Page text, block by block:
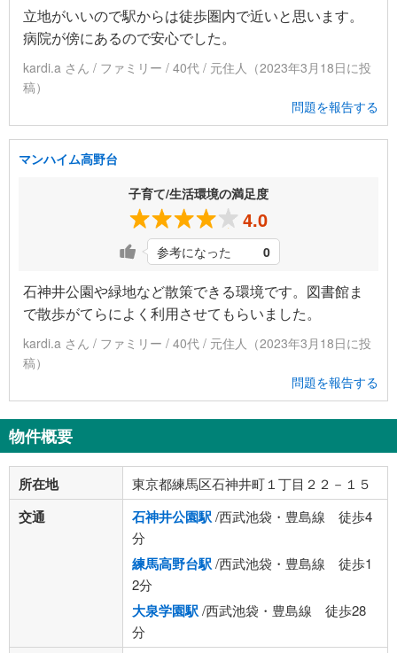
立地がいいので駅からは徒歩圏内で近いと思います。
病院が傍にあるので安心でした。
kardi.a さん / ファミリー / 40代 / 元住人（2023年3月18日に投
稿）
問題を報告する
マンハイム高野台
子育て/生活環境の満足度
4.0
参考になった 0
石神井公園や緑地など散策できる環境です。図書館ま
で散歩がてらによく利用させてもらいました。
kardi.a さん / ファミリー / 40代 / 元住人（2023年3月18日に投
稿）
問題を報告する
物件概要
所在地 東京都練馬区石神井町１丁目２２－１５
交通 石神井公園駅/西武池袋・豊島線 徒歩4
分
練馬高野台駅/西武池袋・豊島線 徒歩1
2分
大泉学園駅/西武池袋・豊島線 徒歩28
分